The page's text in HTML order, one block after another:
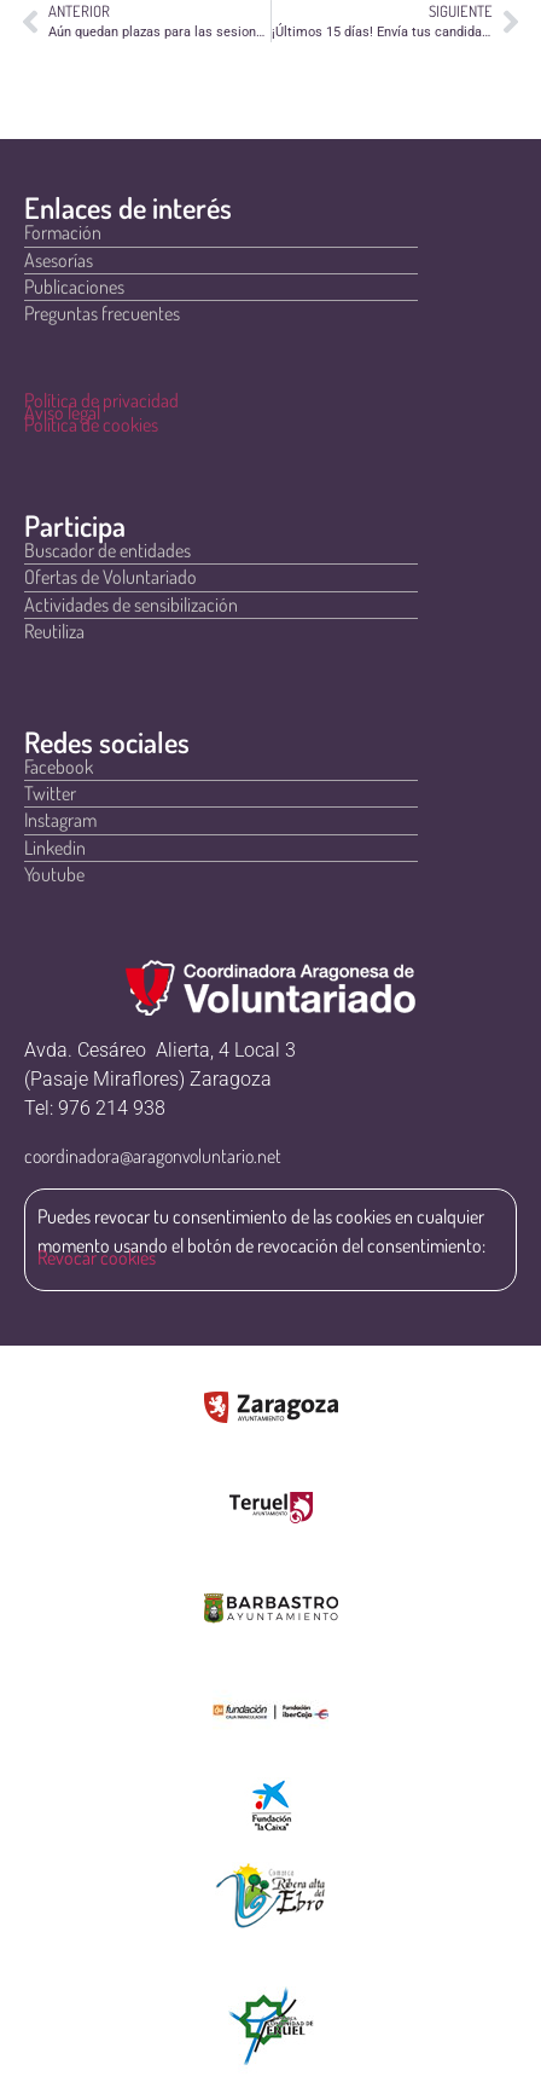
ANTERIOR
Aún quedan plazas para las sesiones formativas del proyecto ¡ADENTRO! en Teruel y Huesca
SIGUIENTE
¡Últimos 15 días! Envía tus candidaturas a los XIII Premios al Voluntariado Universitario
Enlaces de interés
Formación
Asesorías
Publicaciones
Preguntas frecuentes
Política de privacidad
Aviso legal
Política de cookies
Participa
Buscador de entidades
Ofertas de Voluntariado
Actividades de sensibilización
Reutiliza
Redes sociales
Facebook
Twitter
Instagram
Linkedin
Youtube
Avda. Cesáreo Alierta, 4 Local 3
(Pasaje Miraflores) Zaragoza
Tel: 976 214 938
coordinadora@aragonvoluntario.net
Puedes revocar tu consentimiento de las cookies en cualquier
momento usando el botón de revocación del consentimiento:
Revocar cookies